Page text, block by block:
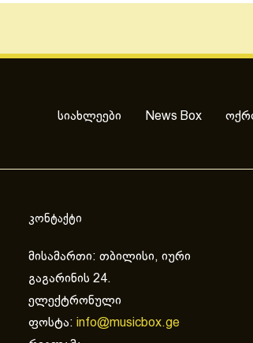
სიახლეები News Box
კონტაქტი
მისამართი: თბილისი, იური
გაგარინის 24.
ელექტრონული
ფოსტა: info@musicbox.ge